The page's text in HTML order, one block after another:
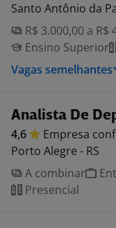
Santo Antônio da
R$ 3.000,00 a R$
Ensino Superior
Vagas semelhantes
Analista De
4,6 Empresa
Porto Alegre - RS
A combinar
Presencial